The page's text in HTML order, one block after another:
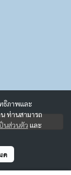
ธิภาพและ
ท่านสามารถ
นส่วนตัว และ
ด